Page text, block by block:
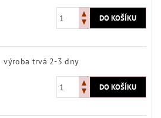
výroba trvá 2-3 dny